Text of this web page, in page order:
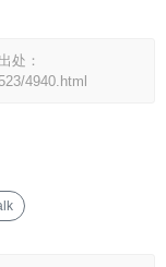
处：
4940.html